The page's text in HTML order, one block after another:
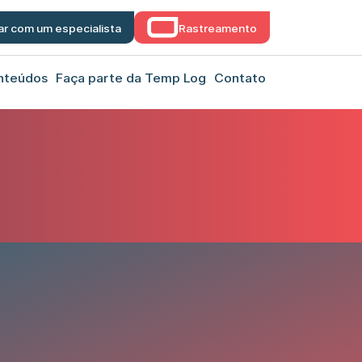
com um especialista Rastreamento
Faça parte da Temp Log Contato